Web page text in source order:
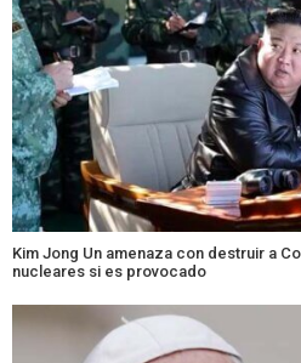
Kim Jong Un amenaza con destruir a
nucleares si es provocado